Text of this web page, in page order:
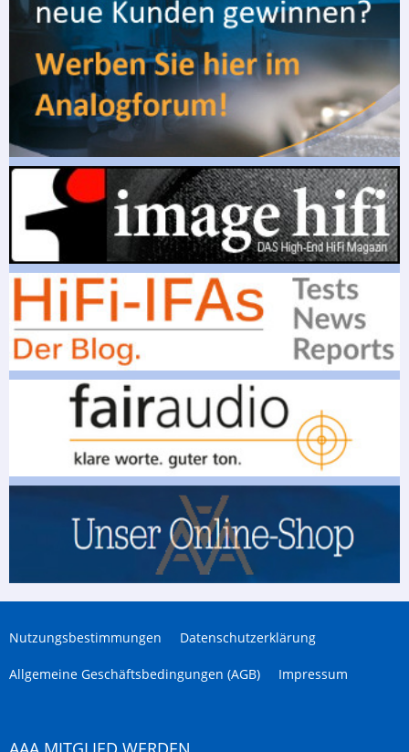
Nutzungsbestimmungen Datenschutzerklärung
Allgemeine Geschäftsbedingungen (AGB) Impressum